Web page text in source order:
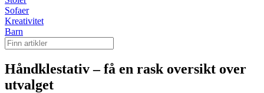
Sofaer
Kreativitet
Barn
Håndklestativ – få en rask oversikt over
utvalget